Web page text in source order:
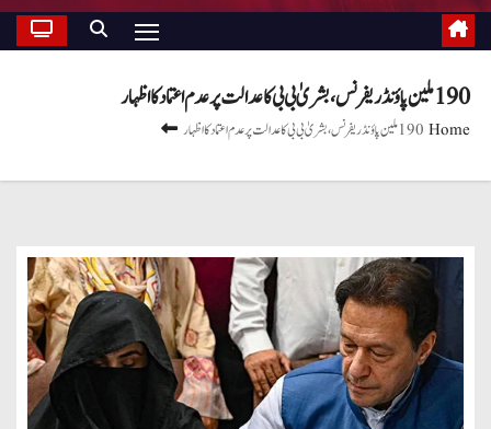
190 ملین پاؤنڈ ریفرنس، بشریٰ بی بی کا عدالت پر عدم اعتماد کا اظہار
Home190 ملین پاؤنڈ ریفرنس، بشریٰ بی بی کا عدالت پر عدم اعتماد کا اظہار